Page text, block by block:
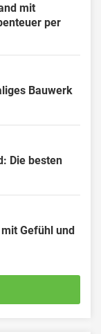
mit
per
Bauwerk
Die besten
Gefühl und